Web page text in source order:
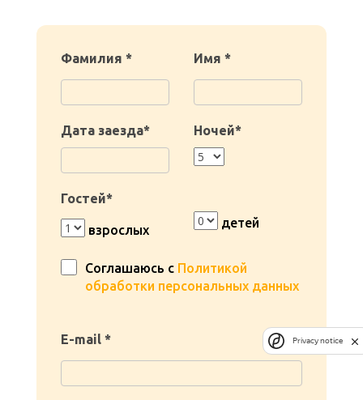
Имя *
Фамилия *
Ночей*
Дата заезда*
детей
Гостей*
взрослых
Соглашаюсь с Политикой
обработки персональных данных
E-mail * Privacy notice